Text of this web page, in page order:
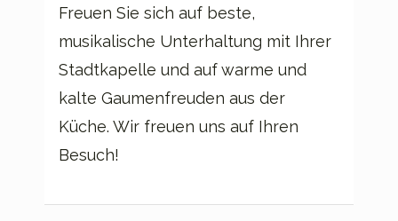
Freuen Sie sich auf beste,
musikalische Unterhaltung mit Ihrer
Stadtkapelle und auf warme und
kalte Gaumenfreuden aus der
Küche. Wir freuen uns auf Ihren
Besuch!